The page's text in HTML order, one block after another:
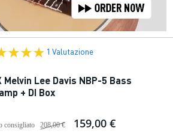
1 Valutazione
Melvin Lee Davis NBP-5 Bass
+ DI Box
consigliato 208,00 € 159,00 €